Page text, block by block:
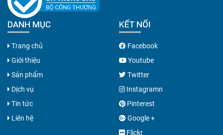
DANH MỤC
Trang chủ
Giới thiệu
Sản phẩm
Dịch vụ
Tin tức
Liên hệ
KẾT NỐI
Facebook
Youtube
Twitter
Instagramn
Pinterest
Google +
Flickr